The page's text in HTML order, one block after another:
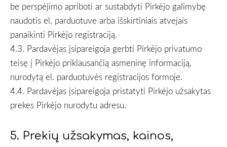
be perspėjimo apriboti ar sustabdyti Pirkėjo galimybę
naudotis el. parduotuve arba išskirtiniais atvejais
panaikinti Pirkėjo registraciją.
4.3. Pardavėjas įsipareigoja gerbti Pirkėjo privatumo
teisę į Pirkėjo priklausančią asmeninę informaciją,
nurodytą el. parduotuvės registracijos formoje.
4.4. Pardavėjas įsipareigoja pristatyti Pirkėjo užsakytas
prekes Pirkėjo nurodytu adresu.
5. Prekių užsakymas, kainos,